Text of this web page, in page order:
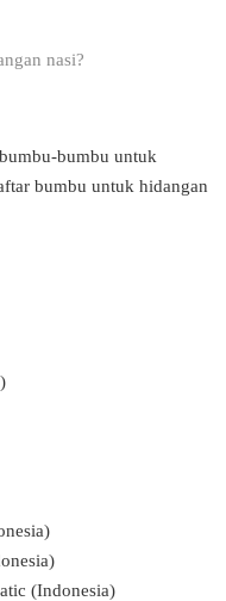
nasi?
bumbu untuk
bumbu untuk hidangan
(Indonesia)